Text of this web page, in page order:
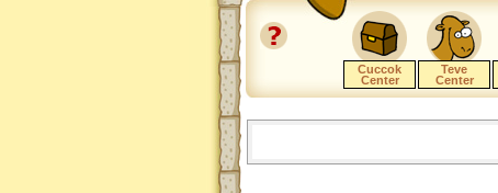
Cuccok
Center
Teve
Center